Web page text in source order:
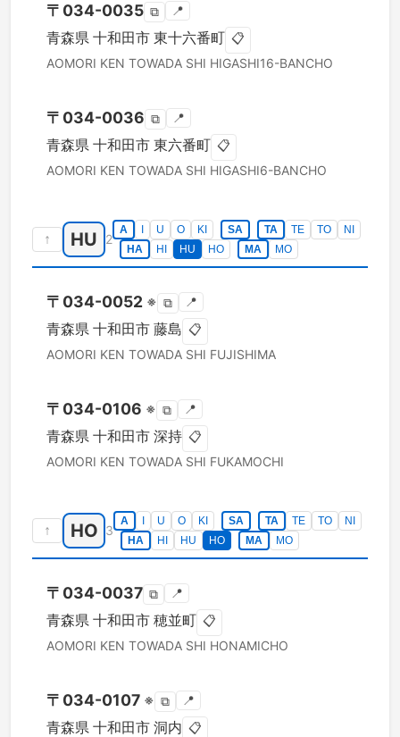
〒 034-0035 ⧉ 📍
青森県 十和田市 東十六番町 📋
AOMORI KEN TOWADA SHI HIGASHI16-BANCHO
〒 034-0036 ⧉ 📍
青森県 十和田市 東六番町 📋
AOMORI KEN TOWADA SHI HIGASHI6-BANCHO
↑ HU 2
A U O KI SA TA TE TO
NI
HA
HI HU HO MA MO
〒 034-0052 ※ ⧉ 📍
青森県 十和田市 藤島 📋
AOMORI KEN TOWADA SHI FUJISHIMA
〒 034-0106 ※ ⧉ 📍
青森県 十和田市 深持 📋
AOMORI KEN TOWADA SHI FUKAMOCHI
↑ HO 3
A U O KI SA TA TE TO
NI
HA
HI HU HO MA MO
〒 034-0037 ⧉ 📍
青森県 十和田市 穂並町 📋
AOMORI KEN TOWADA SHI HONAMICHO
〒 034-0107 ※ ⧉ 📍
青森県 十和田市 洞内 📋